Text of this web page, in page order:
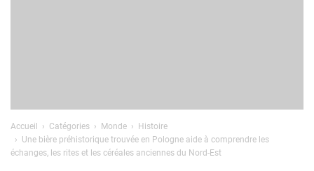
Accueil Catégories Monde
Histoire
Une bière préhistorique trouvée en Pologne aide à comprendre les
échanges, les rites et les céréales anciennes du Nord-Est